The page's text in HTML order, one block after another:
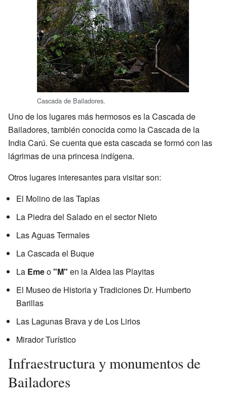
Cascada de Bailadores.
Uno de los lugares más hermosos es la Cascada de
Bailadores, también conocida como la Cascada de la
India Carú. Se cuenta que esta cascada se formó con las
lágrimas de una princesa indígena.
Otros lugares interesantes para visitar son:
El Molino de las Tapias
La Piedra del Salado en el sector Nieto
Las Aguas Termales
La Cascada el Buque
La Emeo"M" en la Aldea las Playitas
El Museo de Historia y Tradiciones Dr. Humberto
Barillas
Las Lagunas Brava y de Los Lirios
Mirador Turístico
Infraestructura y monumentos de
Bailadores